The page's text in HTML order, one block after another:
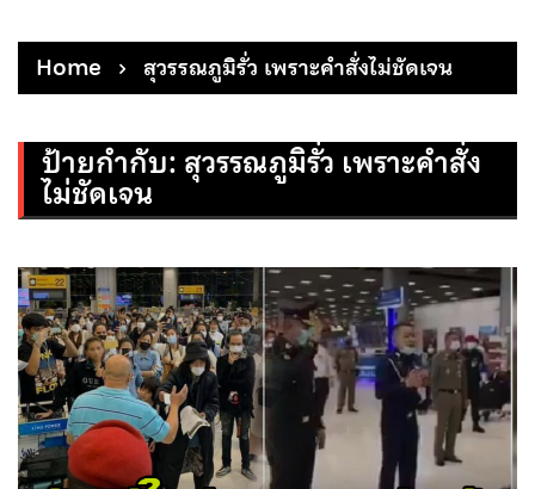
Home สุวรรณภูมิรั่ว เพราะคำสั่งไม่ชัดเจน
ป้ายกำกับ: สุวรรณภูมิรั่ว เพราะคำสั่ง
ไม่ชัดเจน